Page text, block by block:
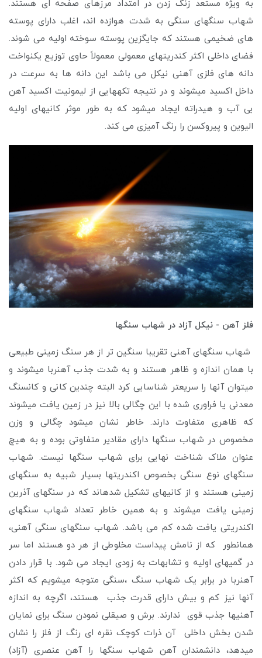
به ویژه مستعد زنگ زدن در امتداد مرزهای صفحه ای هستند.
شهاب سنگهای سنگی به شدت هوازده اند، اغلب دارای پوسته
های ضخیمی هستند که جایگزین پوسته سوخته اولیه می شوند.
فضای داخلی اکثر کندریتهای معمولی معمولاً حاوی توزیع یکنواخت
دانه های فلزی آهنی نیکل می باشد این دانه ها به سرعت در
داخل اکسید میشوند و در نتیجه تکههایی از لیمونیت اکسید آهن
بی آب و هیدراته ایجاد میشود که به طور موثر کانیهای اولیه
الیوین و پیروکسن را رنگ آمیزی می کند.
فلز آهن - نیکل آزاد در شهاب سنگها
شهاب سنگهای آهنی تقریبا سنگین تر از هر سنگ زمینی طبیعی
با همان اندازه و ظاهر هستند و به شدت جذب آهنربا میشوند و
میتوان آنها را سریعتر شناسایی کرد البته چندین کانی و کانسنگ
معدنی یا فراوری شده با این چگالی بالا نیز در زمین یافت میشوند
که ظاهری متفاوت دارند. خاطر نشان میشود چگالی و وزن
مخصوص در شهاب سنگها دارای مقادیر متفاوتی بوده و به هیچ
عنوان ملاک شناخت نهایی برای شهاب سنگها نیست. شهاب
سنگهای نوع سنگی بخصوص اکندریتها بسیار شبیه به سنگهای
زمینی هستند و از کانیهای تشکیل شدهاند که در سنگهای آذرین
زمینی یافت میشوند و به همین خاطر تعداد شهاب سنگهای
اکندریتی یافت شده کم می باشد. شهاب سنگهای سنگی آهنی،
همانطور که از نامش پیداست مخلوطی از هر دو هستند اما سر
در گمیهای اولیه و تشابهات به زودی ایجاد می شود. با قرار دادن
آهنربا در برابر یک شهاب سنگ ،سنگی متوجه میشویم که اکثر
آنها نیز کم و بیش دارای قدرت جذب هستند، اگرچه به اندازه
آهنیها جذب قوی ندارند. برش و صیقلی نمودن سنگ برای نمایان
شدن بخش داخلی آن ذرات کوچک نقره ای رنگ از فلز را نشان
میدهد، دانشمندان آهن شهاب سنگها را آهن عنصری (آزاد)